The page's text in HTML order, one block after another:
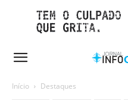
Início Destaques